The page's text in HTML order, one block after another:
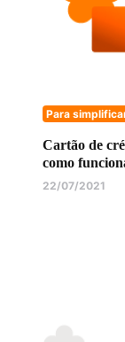
Para
Cartão de
como
22/07/2021